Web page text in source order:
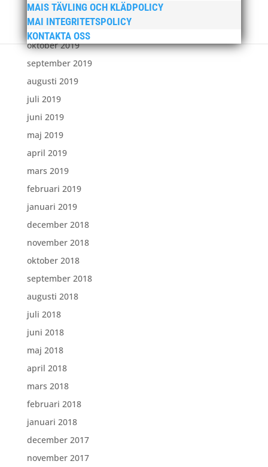
MAIS TÄVLING OCH KLÄDPOLICY
MAI INTEGRITETSPOLICY
KONTAKTA OSS
januari 2020
november 2019
oktober 2019
september 2019
augusti 2019
juli 2019
juni 2019
maj 2019
april 2019
mars 2019
februari 2019
januari 2019
december 2018
november 2018
oktober 2018
september 2018
augusti 2018
juli 2018
juni 2018
maj 2018
april 2018
mars 2018
februari 2018
januari 2018
december 2017
november 2017